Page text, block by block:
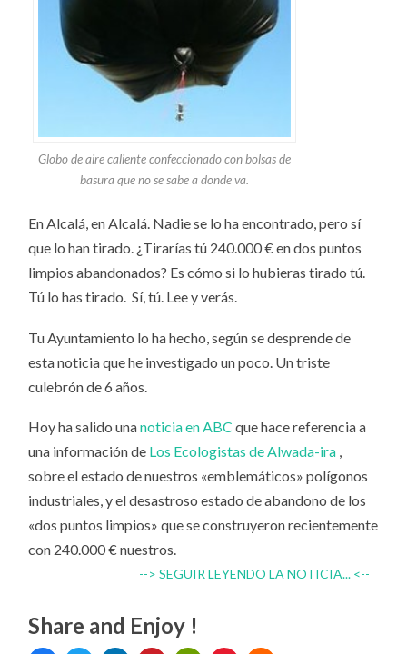
Globo de aire caliente confeccionado con bolsas de
basura que no se sabe a donde va.
En Alcalá, en Alcalá. Nadie se lo ha encontrado, pero sí
que lo han tirado. ¿Tirarías tú 240.000 € en dos puntos
limpios abandonados? Es cómo si lo hubieras tirado tú.
Tú lo has tirado. Sí, tú. Lee y verás.
Tu Ayuntamiento lo ha hecho, según se desprende de
esta noticia que he investigado un poco. Un triste
culebrón de 6 años.
Hoy ha salido unanoticia en ABC que hace referencia a
una información de Los Ecologistas de Alwada-ira ,
sobre el estado de nuestros «emblemáticos» polígonos
industriales, y el desastroso estado de abandono de los
«dos puntos limpios» que se construyeron recientemente
con 240.000 € nuestros.
--> SEGUIR LEYENDO LA NOTICIA... <--
Share and Enjoy !